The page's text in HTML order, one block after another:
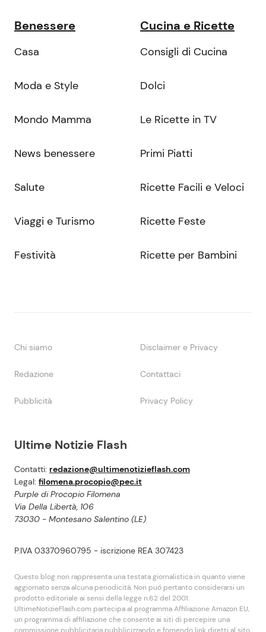
Ultime Notizie Flash
Contatti: redazione@ultimenotizieflash.com
Legal: filomena.procopio@pec.it
Purple di Procopio Filomena
Via Della Libertà, 106
73030 - Montesano Salentino (LE)
P.IVA 03370960795 - iscrizione REA 307423
Questo blog non rappresenta una testata giornalistica in quanto viene
aggiornato senza alcuna periodicità. Non puó pertanto considerarsi un
prodotto editoriale ai sensi della legge n.62 del 2001.
UltimeNotizieFlash.com partecipa al programma Affiliazione Amazon EU,
un programma di affiliazione che consente ai siti di percepire una
Benessere
Casa
Moda e Style
Mondo Mamma
News benessere
Salute
Viaggi e Turismo
Festività
Cucina e Ricette
Consigli di Cucina
Dolci
Le Ricette in TV
Primi Piatti
Ricette Facili e Veloci
Ricette Feste
Ricette per Bambini
Chi siamo Disclaimer e Privacy
Redazione Contattaci
Pubblicità Privacy Policy